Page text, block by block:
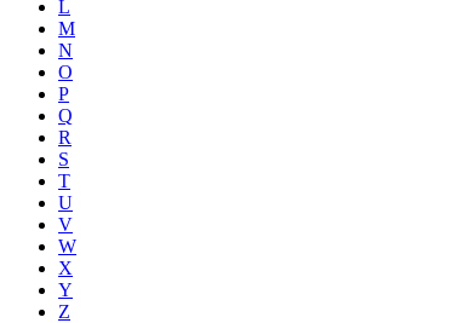
L
M
N
O
P
Q
R
S
T
U
V
W
X
Y
Z